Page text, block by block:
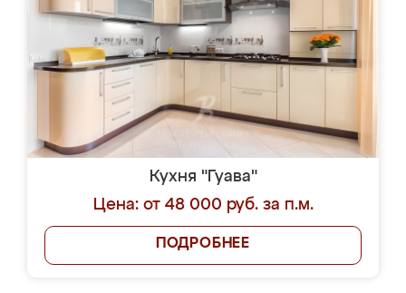
Кухня "Гуава"
Цена: от 48 000 руб. за п.м.
ПОДРОБНЕЕ